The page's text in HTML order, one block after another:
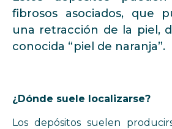
fibrosos asociados, que
una retracción de la piel,
conocida “piel de naranja”.
¿Dónde suele localizarse?
Los depósitos suelen